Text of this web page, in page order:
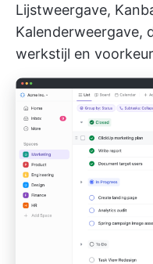
Lijstweergave,
Kalenderweergave,
werkstijl en